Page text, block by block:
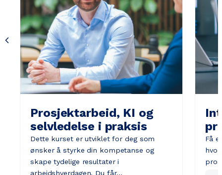
Prosjektarbeid, KI og
selvledelse i praksis
Dette kurset er utviklet for deg som
ønsker å styrke din kompetanse og
skape tydelige resultater i
arbeidshverdagen. Du får…
Få